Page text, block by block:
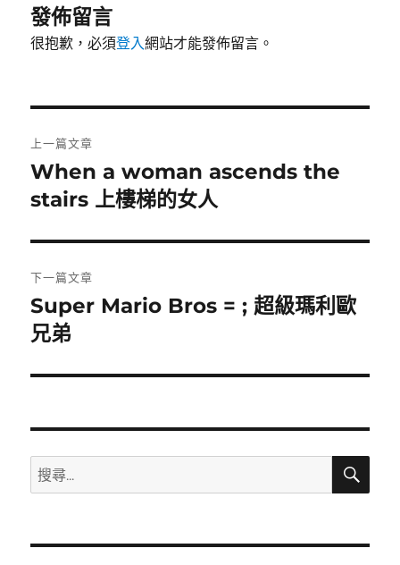
發佈留言
很抱歉，必須登入網站才能發佈留言。
章
導
覽
上一篇文章
上
一
文
章:
When a woman ascends the
stairs 上樓梯的女人
下一篇文章
下
一
文
Super Mario Bros = ; 超級瑪利歐
兄弟
搜
尋
鍵
搜